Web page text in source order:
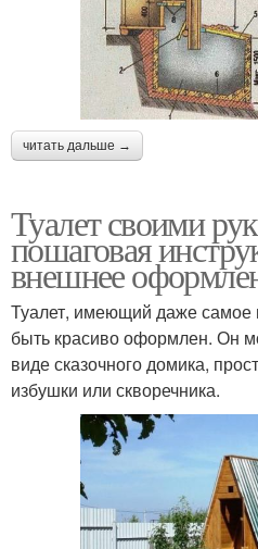
читать дальше →
Туалет своими
пошаговая
внешнее
Туалет, имеющий даже самое
быть красиво оформлен. Он
виде сказочного домика,
избушки или скворечника.